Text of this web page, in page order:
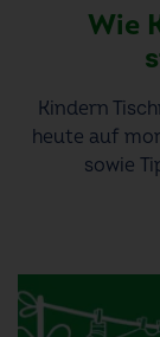
Wie
Kindern
heute auf
sowie